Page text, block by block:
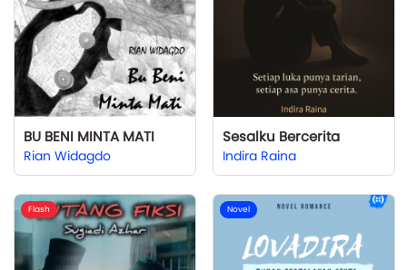
BU BENI MINTA MATI
Rian Widagdo
Sesalku Bercerita
Indira Raina
Flash Novel